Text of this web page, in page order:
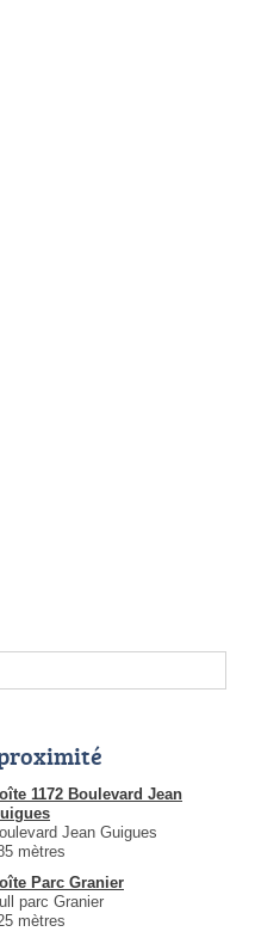
1172 Boulevard Jean
Jean Guigues
mètres
Parc Granier
parc Granier
mètres